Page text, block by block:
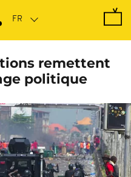
remettent
politique